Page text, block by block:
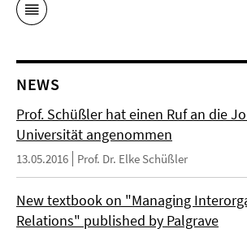
NEWS
Prof. Schüßler hat einen Ruf an die
Universität angenommen
13.05.2016 Prof. Dr. Elke Schüßler
New textbook on "Managing
Relations" published by Palgrave